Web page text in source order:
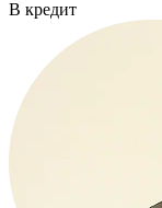
В кредит